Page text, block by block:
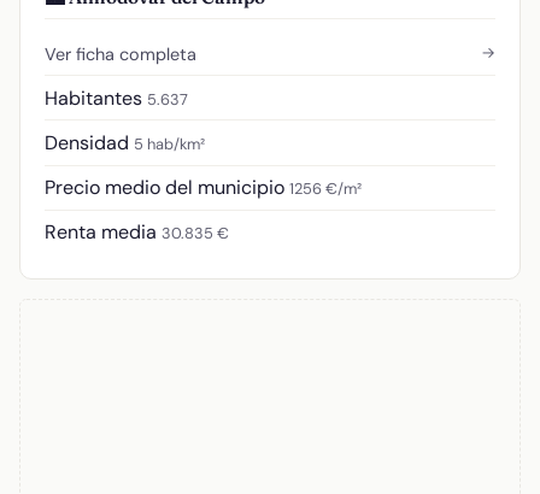
Ver ficha completa →
Habitantes 5.637
Densidad 5 hab/km²
Precio medio del municipio 1256 €/m²
Renta media 30.835 €